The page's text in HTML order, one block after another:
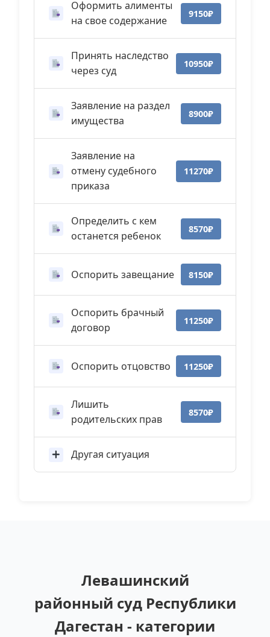
Оформить алименты
на свое содержание
9150₽
Принять наследство
через суд
10950₽
Заявление на раздел
имущества
8900₽
Заявление на
отмену судебного
приказа
11270₽
Определить с кем
останется ребенок
8570₽
Оспорить завещание 8150₽
Оспорить брачный
договор
11250₽
Оспорить отцовство 11250₽
Лишить
родительских прав
8570₽
Другая ситуация
Левашинский
районный суд Республики
Дагестан - категории